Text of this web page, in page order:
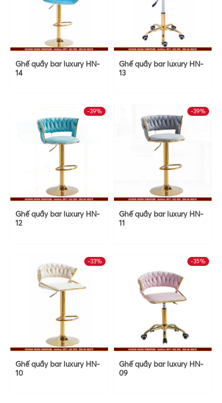
Ghế quầy bar luxury HN-
14
Ghế quầy bar luxury HN-
13
-39%
Ghế quầy bar luxury HN-
12
-39%
Ghế quầy bar luxury HN-
11
-33%
Ghế quầy bar luxury HN-
10
-35%
Ghế quầy bar luxury HN-
09